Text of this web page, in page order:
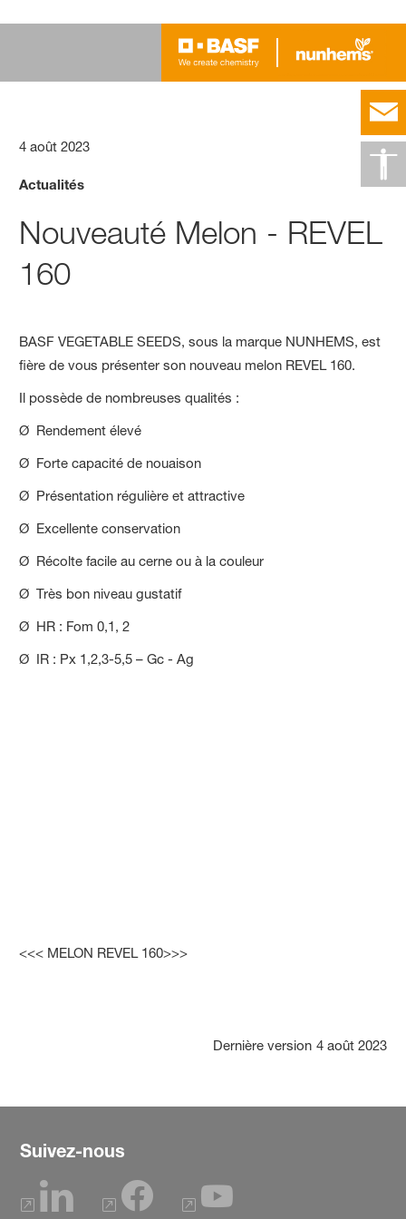
4 août 2023
Actualités
Nouveauté Melon - REVEL
160
BASF VEGETABLE SEEDS, sous la marque NUNHEMS, est
fière de vous présenter son nouveau melon REVEL 160.
Il possède de nombreuses qualités :
Ø Rendement élevé
Ø Forte capacité de nouaison
Ø Présentation régulière et attractive
Ø Excellente conservation
Ø Récolte facile au cerne ou à la couleur
Ø Très bon niveau gustatif
Ø HR : Fom 0,1, 2
Ø IR : Px 1,2,3-5,5 – Gc - Ag
<<< MELON REVEL 160>>>
Dernière version 4 août 2023
Suivez-nous